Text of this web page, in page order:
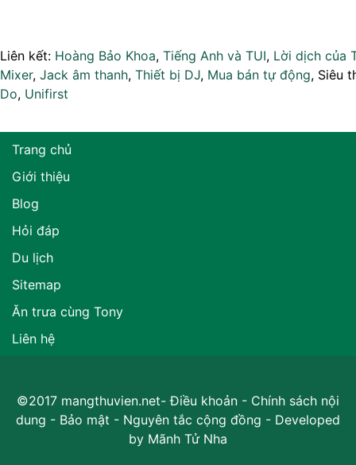
Liên kết: Hoàng Bảo Khoa, Tiếng Anh và TUI, Lời dịch của
Mixer, Jack âm thanh, Thiết bị DJ, Mua bán tự động, Siêu
Do, Unifirst
Trang chủ
Giới thiệu
Blog
Hỏi đáp
Du lịch
Sitemap
Ăn trưa cùng Tony
Liên hệ
©2017 mangthuvien.net-Điều khoản - Chính sách nội
dung - Bảo mật - Nguyên tắc cộng đồng - Developed
by Mãnh Tử Nha